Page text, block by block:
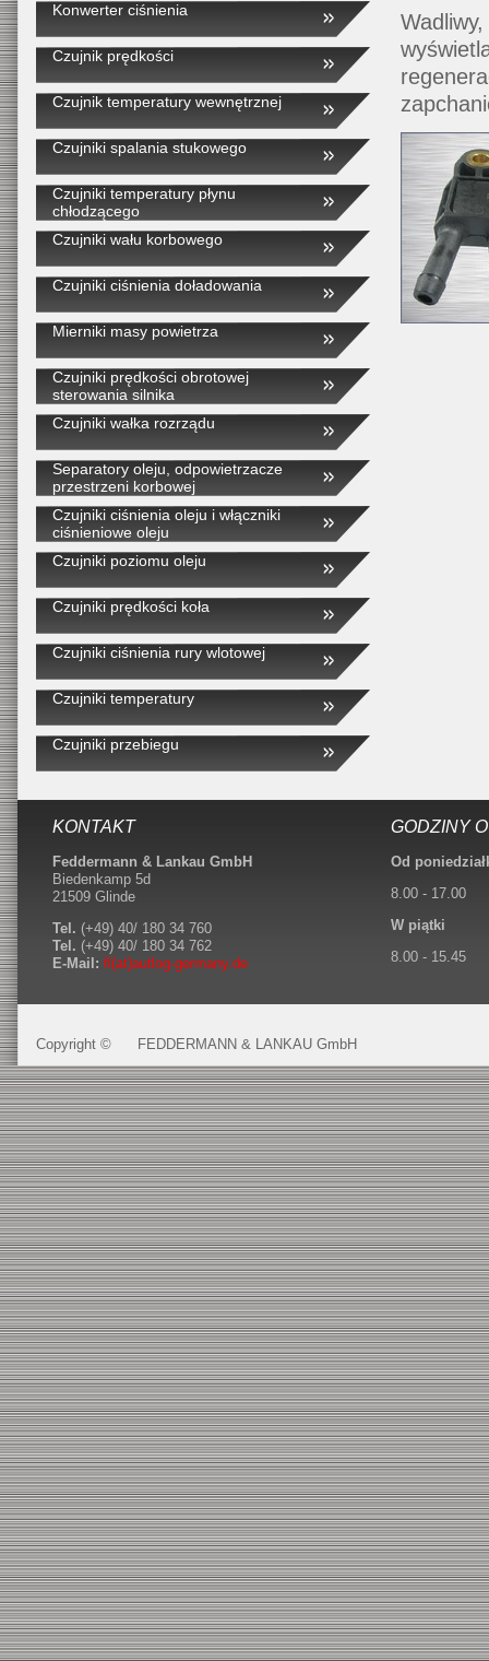
Konwerter ciśnienia
Czujnik prędkości
Czujnik temperatury wewnętrznej
Czujniki spalania stukowego
Czujniki temperatury płynu
chłodzącego
Czujniki wału korbowego
Czujniki ciśnienia doładowania
Mierniki masy powietrza
Czujniki prędkości obrotowej
sterowania silnika
Czujniki wałka rozrządu
Separatory oleju, odpowietrzacze
przestrzeni korbowej
Czujniki ciśnienia oleju i włączniki
ciśnieniowe oleju
Czujniki poziomu oleju
Czujniki prędkości koła
Czujniki ciśnienia rury wlotowej
Czujniki temperatury
Czujniki przebiegu
KONTAKT
Feddermann & Lankau GmbH
Biedenkamp 5d
21509 Glinde
Tel. (+49) 40/ 180 34 760
Tel. (+49) 40/ 180 34 762
E-Mail: fl(at)autlog-germany.de
GODZINY
Od
8.00 - 17.00
W piątki
8.00 - 15.45
Copyright © FEDDERMANN & LANKAU GmbH